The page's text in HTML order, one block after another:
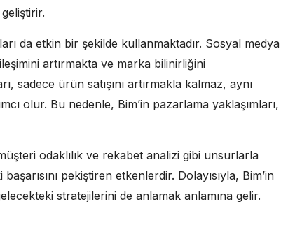
da etkin bir şekilde kullanmaktadır. Sosyal medya
artırmakta ve marka bilinirliğini
sadece ürün satışını artırmakla kalmaz, aynı
olur. Bu nedenle, Bim’in pazarlama yaklaşımları,
odaklılık ve rekabet analizi gibi unsurlarla
pekiştiren etkenlerdir. Dolayısıyla, Bim’in
stratejilerini de anlamak anlamına gelir.